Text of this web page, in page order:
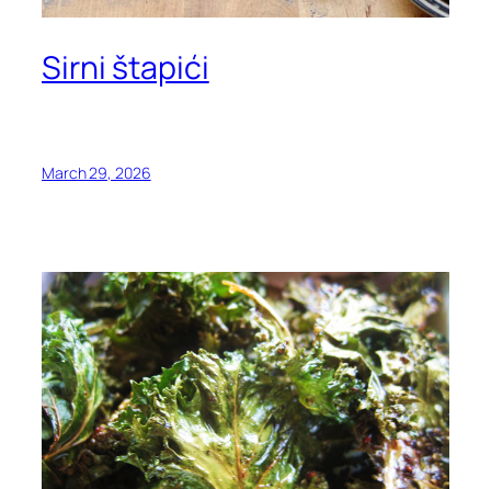
Sirni štapići
March 29, 2026